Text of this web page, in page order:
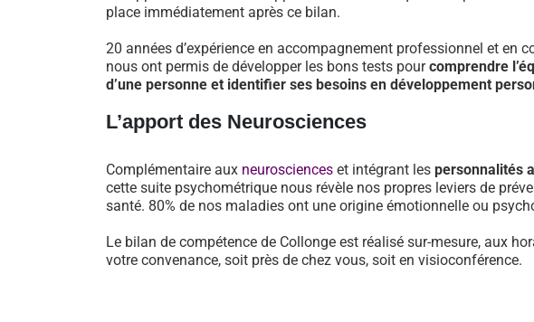
place immédiatement après ce bilan.
20 années d’expérience en accompagnement professionnel et en
nous ont permis de développer les bons tests pourcomprendre
d’une personne et identifier ses besoins en développement
L’apport des Neurosciences
Complémentaire aux neurosciences et intégrant les personnalités
cette suite psychométrique nous révèle nos propres leviers de
santé. 80% de nos maladies ont une origine émotionnelle ou
Le bilan de compétence de Collonge est réalisé sur-mesure, aux
votre convenance, soit près de chez vous, soit en visioconférence.